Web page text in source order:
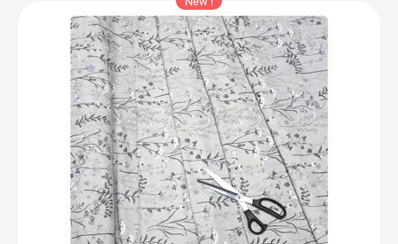
корзины
для бани
для ног
на куллер
плейсметы
/ Наборы с